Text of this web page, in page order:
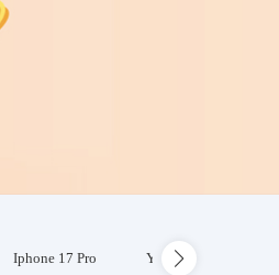
Iphone 17 Pro Yubikey